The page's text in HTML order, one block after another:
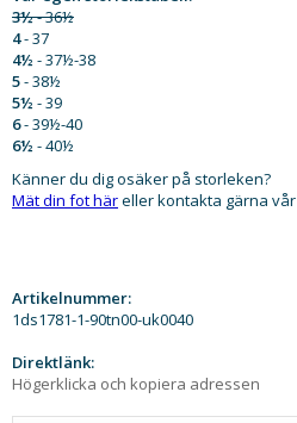
3½- 36½
4- 37
4½ - 37½-38
5- 38½
5½ - 39
6- 39½-40
6½ - 40½
Känner du dig osäker på storleken?
Mät din fot häreller kontakta gärna vår
Artikelnummer:
1ds1781-1-90tn00-uk0040
Direktlänk:
Högerklicka och kopiera adressen